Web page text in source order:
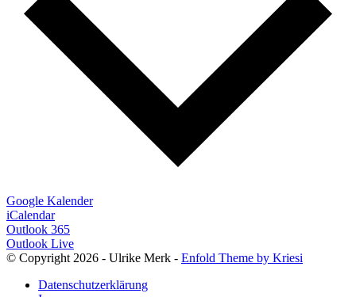
Google Kalender
iCalendar
Outlook 365
Outlook Live
© Copyright 2026 - Ulrike Merk - Enfold Theme by Kriesi
Datenschutzerklärung